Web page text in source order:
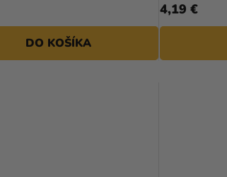
DO KOŠÍKA
4,19 €